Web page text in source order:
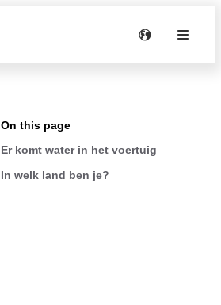
On this page
Er komt water in het voertuig
In welk land ben je?